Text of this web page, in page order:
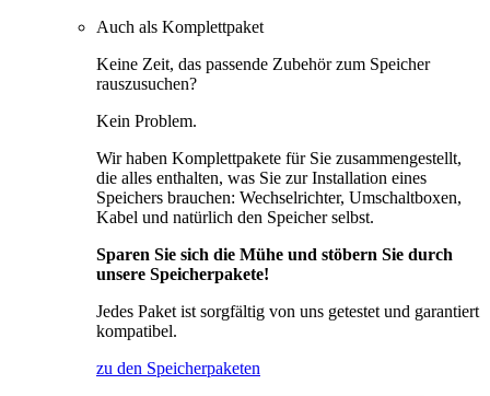
Auch als Komplettpaket
Keine Zeit, das passende Zubehör zum Speicher
rauszusuchen?
Kein Problem.
Wir haben Komplettpakete für Sie zusammengestellt,
die alles enthalten, was Sie zur Installation eines
Speichers brauchen: Wechselrichter, Umschaltboxen,
Kabel und natürlich den Speicher selbst.
Sparen Sie sich die Mühe und stöbern Sie durch
unsere Speicherpakete!
Jedes Paket ist sorgfältig von uns getestet und garantiert
kompatibel.
zu den Speicherpaketen